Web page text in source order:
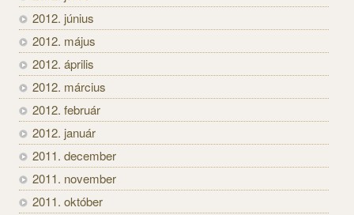
2012. június
2012. május
2012. április
2012. március
2012. február
2012. január
2011. december
2011. november
2011. október